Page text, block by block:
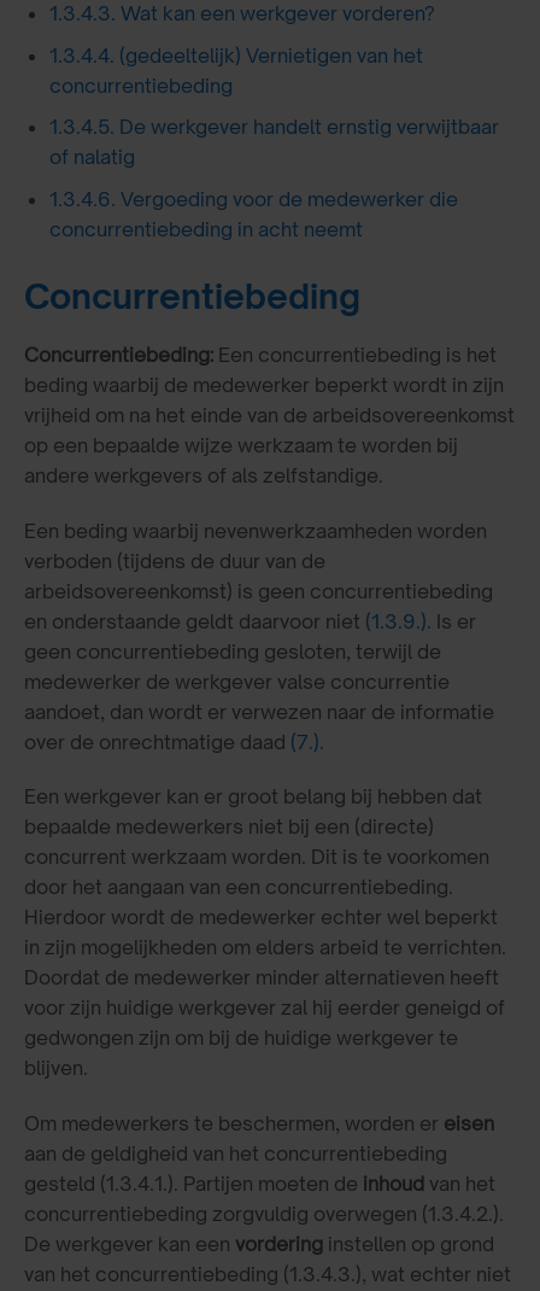
1.3.4.3. Wat kan een werkgever vorderen?
1.3.4.4. (gedeeltelijk) Vernietigen van het
concurrentiebeding
1.3.4.5. De werkgever handelt ernstig verwijtbaar
of nalatig
1.3.4.6. Vergoeding voor de medewerker die
concurrentiebeding in acht neemt
Concurrentiebeding
Concurrentiebeding: Een concurrentiebeding is het
beding waarbij de medewerker beperkt wordt in zijn
vrijheid om na het einde van de arbeidsovereenkomst
op een bepaalde wijze werkzaam te worden bij
andere werkgevers of als zelfstandige.
Een beding waarbij nevenwerkzaamheden worden
verboden (tijdens de duur van de
arbeidsovereenkomst) is geen concurrentiebeding
en onderstaande geldt daarvoor niet (1.3.9.). Is er
geen concurrentiebeding gesloten, terwijl de
medewerker de werkgever valse concurrentie
aandoet, dan wordt er verwezen naar de informatie
over de onrechtmatige daad (7.).
Een werkgever kan er groot belang bij hebben dat
bepaalde medewerkers niet bij een (directe)
concurrent werkzaam worden. Dit is te voorkomen
door het aangaan van een concurrentiebeding.
Hierdoor wordt de medewerker echter wel beperkt
in zijn mogelijkheden om elders arbeid te verrichten.
Doordat de medewerker minder alternatieven heeft
voor zijn huidige werkgever zal hij eerder geneigd of
gedwongen zijn om bij de huidige werkgever te
blijven.
Om medewerkers te beschermen, worden er eisen
aan de geldigheid van het concurrentiebeding
gesteld (1.3.4.1.). Partijen moeten de inhoud van het
concurrentiebeding zorgvuldig overwegen (1.3.4.2.).
De werkgever kan een vordering instellen op grond
van het concurrentiebeding (1.3.4.3.), wat echter niet